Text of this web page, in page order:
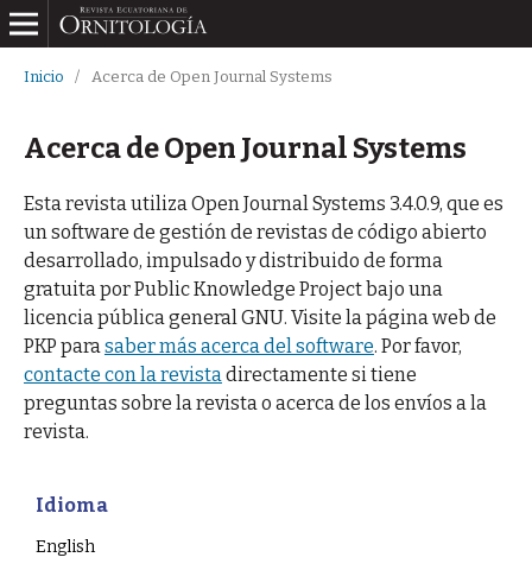
Inicio / Acerca de Open Journal Systems
Acerca de Open Journal Systems
Esta revista utiliza Open Journal Systems 3.4.0.9, que es
un software de gestión de revistas de código abierto
desarrollado, impulsado y distribuido de forma
gratuita por Public Knowledge Project bajo una
licencia pública general GNU. Visite la página web de
PKP parasaber más acerca del software. Por favor,
contacte con la revistadirectamente si tiene
preguntas sobre la revista o acerca de los envíos a la
revista.
Idioma
English